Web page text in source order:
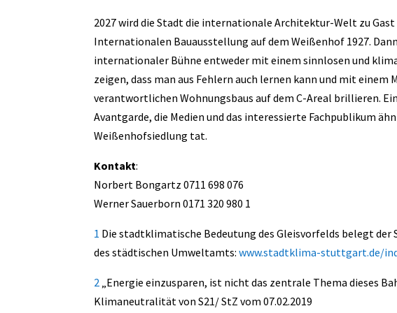
2027 wird die Stadt die internationale Architektur-Welt zu Gast
Internationalen Bauausstellung auf dem Weißenhof 1927.
internationaler Bühne entweder mit einem sinnlosen und
zeigen, dass man aus Fehlern auch lernen kann und mit
verantwortlichen Wohnungsbaus auf dem C-Areal brillieren.
Avantgarde, die Medien und das interessierte Fachpublikum
Weißenhofsiedlung tat.
Kontakt:
Norbert Bongartz 0711 698 076
Werner Sauerborn 0171 320 980 1
1 Die stadtklimatische Bedeutung des Gleisvorfelds belegt
des städtischen Umweltamts:www.stadtklima-stuttgart.de/
2 „Energie einzusparen, ist nicht das zentrale Thema dieses
Klimaneutralität von S21/ StZ vom 07.02.2019